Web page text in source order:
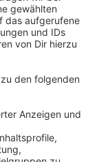
zu nutzen.
sind ab
29. August
des Landes
unter dem